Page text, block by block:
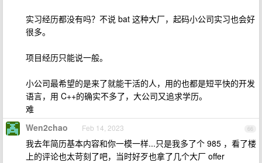
实习经历都没有吗？不说 bat 这种大厂，起码小公司实习也会好
很多。
项目经历只能说一般。
小公司最希望的是来了就能干活的人，用的也都是短平快的开发
语言，用 C++的确实不多了，大公司又追求学历。
难
66
Wen2chao Feb 14, 2023
我去年简历基本内容和你一模一样...只是我多了个 985 ，看了楼
上的评论也太苛刻了吧，当时好歹也拿了几个大厂 offer